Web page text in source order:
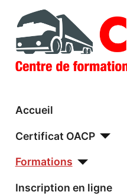
Accueil
Certificat OACP
Formations
Inscription en ligne